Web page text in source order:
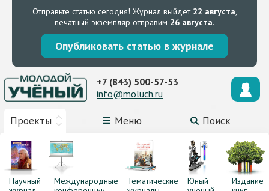
Отправьте статью сегодня! Журнал выйдет 22 августа,
печатный экземпляр отправим 26 августа.
Опубликовать статью в журнале
Проекты Меню Поиск
+7 (843) 500-57-53
info@moluch.ru
Научный
Международные
Тематические
Юный
Издание